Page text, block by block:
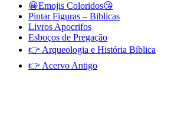
😀Emojis Coloridos😘
Pintar Figuras – Biblicas
Livros Apocrifos
Esboços de Pregação
👉 Arqueologia e História Bíblica
👉 Acervo Antigo